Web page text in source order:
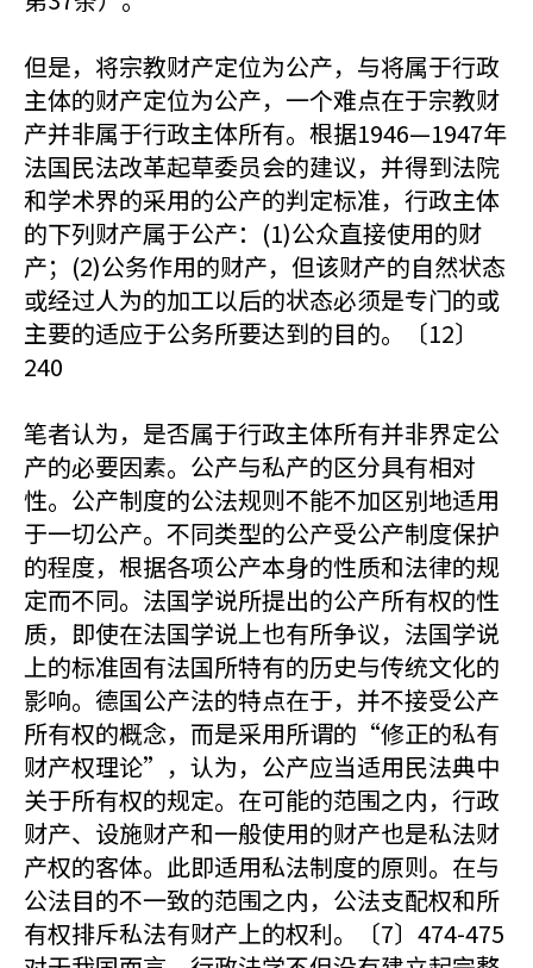
但是，将宗教财产定位为公产，与将属于行政
主体的财产定位为公产，一个难点在于宗教财
产并非属于行政主体所有。根据1946—1947年
法国民法改革起草委员会的建议，并得到法院
和学术界的采用的公产的判定标准，行政主体
的下列财产属于公产：(1)公众直接使用的财
产；(2)公务作用的财产，但该财产的自然状态
或经过人为的加工以后的状态必须是专门的或
主要的适应于公务所要达到的目的。〔12〕
240
笔者认为，是否属于行政主体所有并非界定公
产的必要因素。公产与私产的区分具有相对
性。公产制度的公法规则不能不加区别地适用
于一切公产。不同类型的公产受公产制度保护
的程度，根据各项公产本身的性质和法律的规
定而不同。法国学说所提出的公产所有权的性
质，即使在法国学说上也有所争议，法国学说
上的标准固有法国所特有的历史与传统文化的
影响。德国公产法的特点在于，并不接受公产
所有权的概念，而是采用所谓的“修正的私有
财产权理论”，认为，公产应当适用民法典中
关于所有权的规定。在可能的范围之内，行政
财产、设施财产和一般使用的财产也是私法财
产权的客体。此即适用私法制度的原则。在与
公法目的不一致的范围之内，公法支配权和所
有权排斥私法有财产上的权利。〔7〕474-475